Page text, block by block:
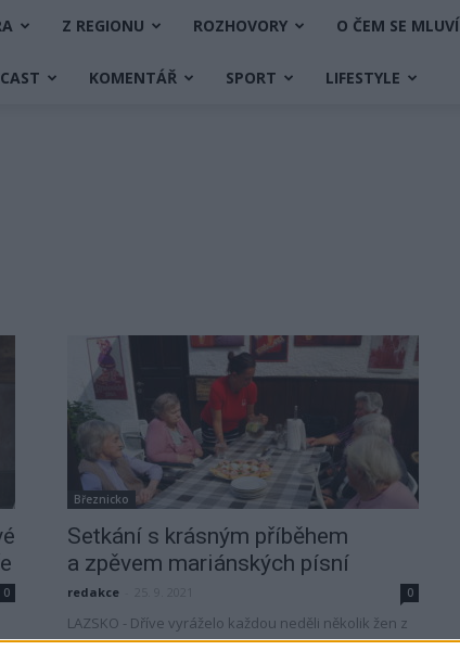
Z REGIONU ROZHOVORY O ČEM SE MLUVÍ
KOMENTÁŘ SPORT LIFESTYLE
0
Březnicko
Setkání s krásným příběhem
a zpěvem mariánských písní
redakce 0
LAZSKO - Dříve vyráželo každou neděli několik žen z
Lazska a okolních vesnic na kolech i pěšky, aby se